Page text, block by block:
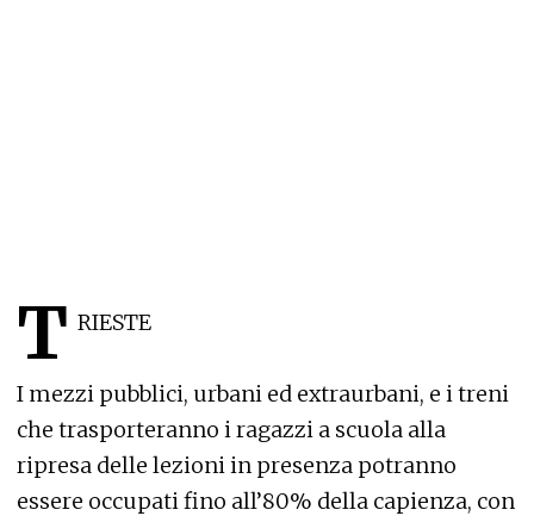
T RIESTE
I mezzi pubblici, urbani ed extraurbani, e i treni
che trasporteranno i ragazzi a scuola alla
ripresa delle lezioni in presenza potranno
essere occupati fino all’80% della capienza, con